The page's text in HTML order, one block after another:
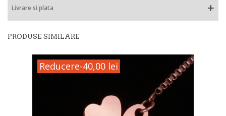
Livrare si plata
PRODUSE SIMILARE
Reducere-40,00 lei